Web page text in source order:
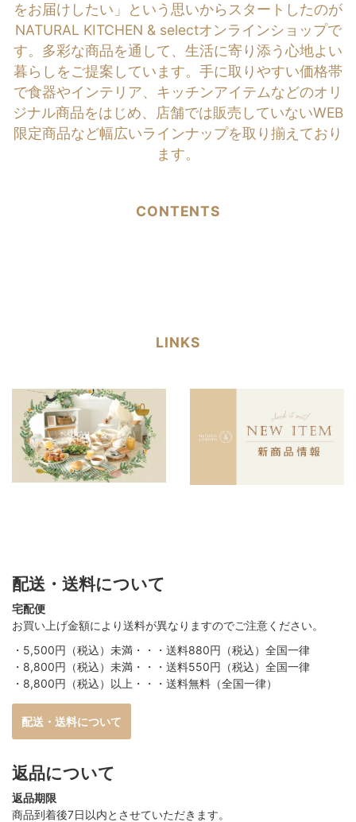
をお届けしたい」という思いからスタートしたのが
NATURAL KITCHEN & selectオンラインショップで
す。多彩な商品を通して、生活に寄り添う心地よい
暮らしをご提案しています。手に取りやすい価格帯
で食器やインテリア、キッチンアイテムなどのオリ
ジナル商品をはじめ、店舗では販売していないWEB
限定商品など幅広いラインナップを取り揃えており
ます。
CONTENTS
LINKS
配送・送料について
宅配便
お買い上げ金額により送料が異なりますのでご注意ください。
・5,500円（税込）未満・・・送料880円（税込）全国一律
・8,800円（税込）未満・・・送料550円（税込）全国一律
・8,800円（税込）以上・・・送料無料（全国一律）
配送・送料について
返品について
返品期限
商品到着後7日以内とさせていただきます。